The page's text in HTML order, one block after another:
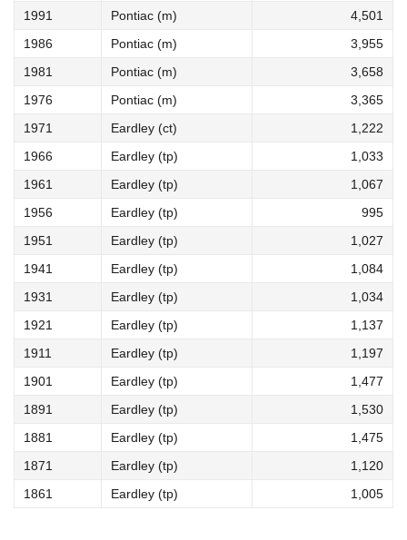
1991
Pontiac (m)
4,501
1986
Pontiac (m)
3,955
1981
Pontiac (m)
3,658
1976
Pontiac (m)
3,365
1971
Eardley (ct)
1,222
1966
Eardley (tp)
1,033
1961
Eardley (tp)
1,067
1956
Eardley (tp)
995
1951
Eardley (tp)
1,027
1941
Eardley (tp)
1,084
1931
Eardley (tp)
1,034
1921
Eardley (tp)
1,137
1911
Eardley (tp)
1,197
1901
Eardley (tp)
1,477
1891
Eardley (tp)
1,530
1881
Eardley (tp)
1,475
1871
Eardley (tp)
1,120
1861
Eardley (tp) 1,005